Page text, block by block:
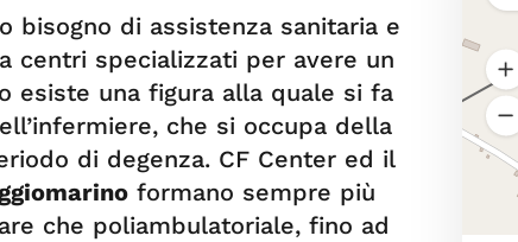
bisogno di assistenza sanitaria e
centri specializzati per avere un
esiste una figura alla quale si fa
che si occupa della
di degenza. CF Center ed il
formano sempre più
che poliambulatoriale, fino ad